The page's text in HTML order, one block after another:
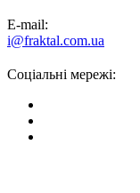
E-mail:
i@fraktal.com.ua
Соціальні мережі: